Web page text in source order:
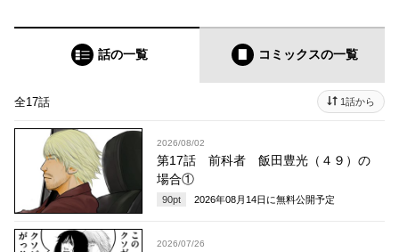
話の一覧 コミックスの一覧
全17話 1話から
2026/08/02
第17話 前科者 飯田豊光（４９）の
場合①
90pt 2026年08月14日 に無料公開予定
2026/07/26